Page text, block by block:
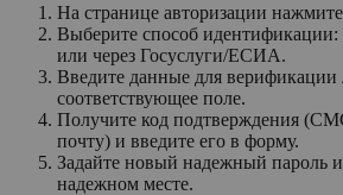
На странице авторизации
Выберите способ идентификации:
или через Госуслуги/ЕСИА.
Введите данные для верификации
соответствующее поле.
Получите код подтверждения
почту) и введите его в форму.
Задайте новый надежный пароль и
надежном месте.